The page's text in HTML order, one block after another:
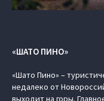
«ШАТО ПИНО»
«Шато Пино» –
недалеко от
выходит на горы.